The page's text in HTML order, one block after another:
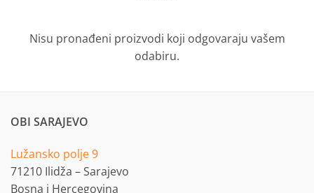
Nisu pronađeni proizvodi koji odgovaraju vašem
odabiru.
OBI SARAJEVO
Lužansko polje 9
71210 Ilidža – Sarajevo
Bosna i Hercegovina